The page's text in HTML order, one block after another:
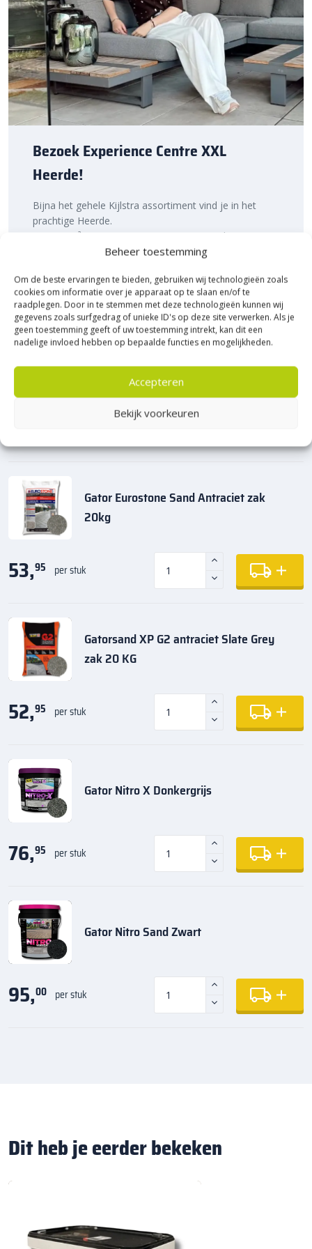
Beheer toestemming
Om de beste ervaringen te bieden, gebruiken wij technologieën zoals
cookies om informatie over je apparaat op te slaan en/of te
raadplegen. Door in te stemmen met deze technologieën kunnen wij
gegevens zoals surfgedrag of unieke ID's op deze site verwerken. Als je
geen toestemming geeft of uw toestemming intrekt, kan dit een
nadelige invloed hebben op bepaalde functies en mogelijkheden.
Accepteren
Bekijk voorkeuren
Bezoek Experience Centre XXL
Heerde!
Bijna het gehele Kijlstra assortiment vind je in het
prachtige Heerde.
★ 2.500m² Experience Centre XXL in Heerde!
Kom gezellig langs!
Maak jouw bestelling compleet
Gator Eurostone Sand Antraciet zak
20kg
53,95 per stuk
Gatorsand XP G2 antraciet Slate Grey
zak 20 KG
52,95 per stuk
Gator Nitro X Donkergrijs
76,95 per stuk
Gator Nitro Sand Zwart
95,00 per stuk
Dit heb je eerder bekeken